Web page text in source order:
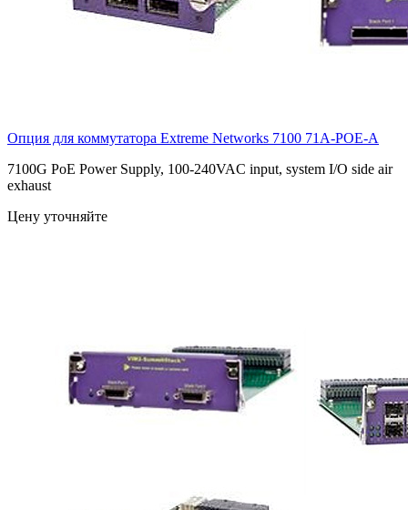
Опция для коммутатора Extreme Networks 7100 71A-POE-A
7100G PoE Power Supply, 100-240VAC input, system I/O side air
exhaust
Цену уточняйте